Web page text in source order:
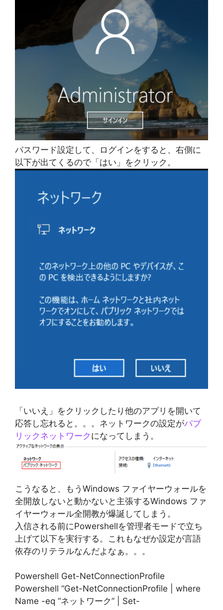
パスワード設定して、ログインをすると、右側に
以下が出てくるので「はい」をクリック。
「いいえ」をクリックしたり他のアプリを開いて
応答し忘れると。。。ネットワークの設定がパブ
リックネットワーク になってしまう。
こうなると、もうWindows ファイヤーウォールを
全開放しないと動かないと主張するWindows ファ
イヤーウォール全開教が爆誕してしまう。
入信される前にPowershellを管理者モードで立ち
上げて以下を実行する。これもなぜか設定が言語
依存のリテラルなんだよなぁ。。。
Powershell Get-NetConnectionProfile
Powershell “Get-NetConnectionProfile | where
Name -eq “ネットワーク” | Set-